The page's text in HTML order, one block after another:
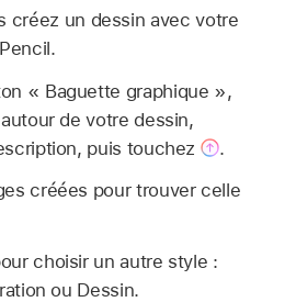
créez un dessin avec votre
« Baguette graphique »,
de votre dessin,
puis touchez
.
créées pour trouver celle
choisir un autre style :
ou Dessin.